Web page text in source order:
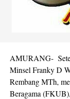
AMURANG-
Minsel Franky D
Rembang MTh,
Beragama (FKUB),